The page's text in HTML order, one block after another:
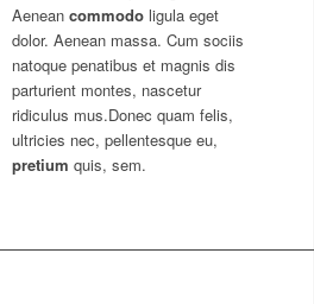
Aenean commodo ligula eget
dolor. Aenean massa. Cum sociis
natoque penatibus et magnis dis
parturient montes, nascetur
ridiculus mus.Donec quam felis,
ultricies nec, pellentesque eu,
pretium quis, sem.